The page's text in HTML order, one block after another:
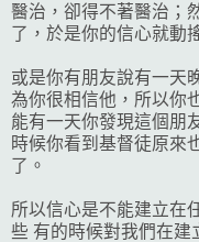
醫治，卻得不著醫治；
了，於是你的信心就動
或是你有朋友說有一天
為你很相信他，所以你
能有一天你發現這個朋
時候你看到基督徒原來
了。
所以信心是不能建立在
些 有的時候對我們在建